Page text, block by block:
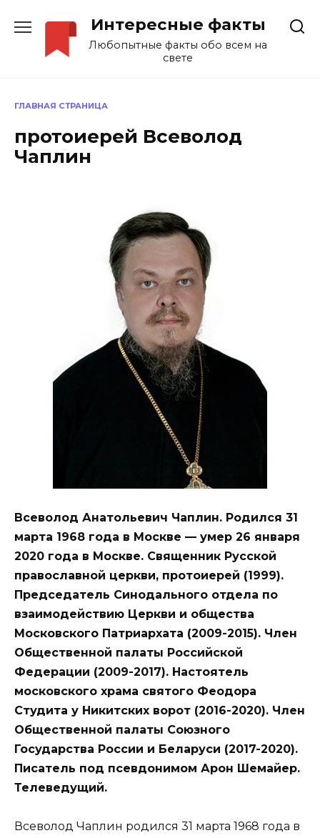
содержанию
Интересные факты
Любопытные факты обо всем на
свете
ГЛАВНАЯ СТРАНИЦА
протоиерей Всеволод
Чаплин
Всеволод Анатольевич Чаплин. Родился 31
марта 1968 года в Москве — умер 26 января
2020 года в Москве. Священник Русской
православной церкви, протоиерей (1999).
Председатель Синодального отдела по
взаимодействию Церкви и общества
Московского Патриархата (2009-2015). Член
Общественной палаты Российской
Федерации (2009-2017). Настоятель
московского храма святого Феодора
Студита у Никитских ворот (2016-2020). Член
Общественной палаты Союзного
Государства России и Беларуси (2017-2020).
Писатель под псевдонимом Арон Шемайер.
Телеведущий.
Всеволод Чаплин родился 31 марта 1968 года в